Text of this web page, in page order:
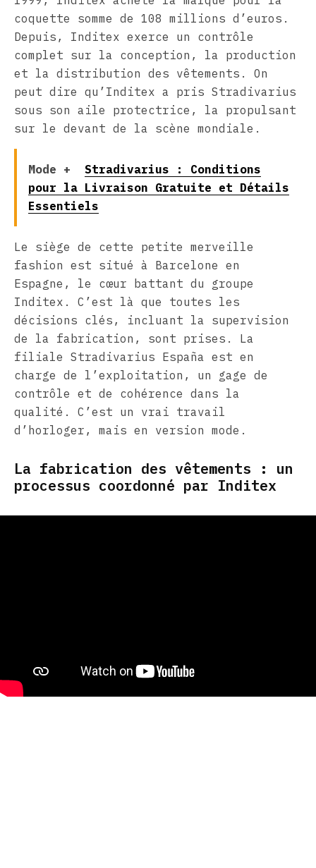
coquette somme de 108 millions d’euros.
Depuis, Inditex exerce un contrôle
complet sur la conception, la production
et la distribution des vêtements. On
peut dire qu’Inditex a pris Stradivarius
sous son aile protectrice, la propulsant
sur le devant de la scène mondiale.
Mode +
Stradivarius : Conditions
pour la Livraison Gratuite et Détails
Essentiels
Le siège de cette petite merveille
fashion est situé à Barcelone en
Espagne, le cœur battant du groupe
Inditex. C’est là que toutes les
décisions clés, incluant la supervision
de la fabrication, sont prises. La
filiale Stradivarius España est en
charge de l’exploitation, un gage de
contrôle et de cohérence dans la
qualité. C’est un vrai travail
d’horloger, mais en version mode.
La fabrication des vêtements : un
processus coordonné par Inditex